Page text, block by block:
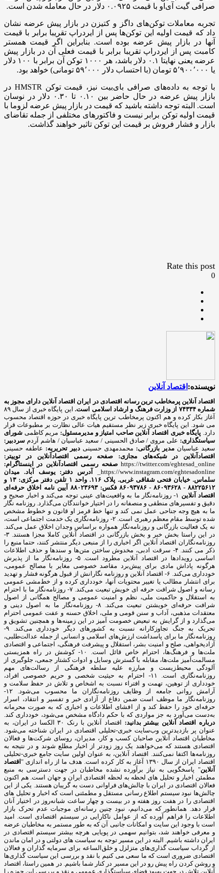
صرافی گیت آی‌او با قیمت ۰.۰۹۲۵ دلار در حال معامله شدن است.
تجربه معاملات توکن‌های داگز و کتیزن در بازار پیش عرضه نشان
داد که قیمت اولیه این توکن‌ها پس از ایردراپ تقریبا برابر با قیمت
آنها در بازار پیش عرضه بوده است. بنابراین اگر قیمت همستر
کامبت پس از ایردراپ تقریبا برابر با قیمت فعلی آن در بازار پیش
عرضه یعنی نهایتا ۰.۱ دلار باشد، هر ۱۰۰۰ توکن آن برابر با ۱۰۰ دلار
یا ۵٬۹۰۰٬۰۰۰ تومان (با احتساب دلار ۵۹٬۰۰۰ تومانی) خواهد بود.
با توجه به داده‌های صرافی بای‌بیت نیز، قیمت توکن HMSTR در
بازار پیش عرضه در حال حاضر بین ۰.۱۰ تا ۰.۳۰ دلار در نوسان
است. البته توجه داشته باشید که قیمت در بازار پیش عرضه لزوما با
قیمت اولیه توکن برابر نیست و فاکتورهای مختلفی از جمله تقاضای
بازار و فشار فروش بر قیمت این توکن تاثیر خواهند گذاشت.
Rate this post
0
نویسنده: اقتصاد آنلاین
اقتصاد آنلاین پرمخاطب ترین رسانه اقتصادی در ایران اقتصاد آنلاین دارای مجوز به
شماره ۷۴۳۳۴ از وزارت فرهنگ و ارشاد اسلامی است.
این پایگاه خبری از سال ۸۹
آغاز بکار کرده و هم اکنون پرمخاطب ترین پایگاه خبری در حوزه اقتصاد محسوب
می شود. این پایگاه خبری زیر نظر مستقیم هیات عالی نظارت بر مطبوعات قرار
دارد. پایگاه خبری اقتصاد آنلاین صاحب امتیاز و مدیرمسئول: مریم کاظمی شورای
سیاستگذاری: علی مروی / صادق الحسینی / سعید عباسیان / هاشم آردم سردبیر:
سعید عباسیان مدیر بازرگانی: محمدمهدی حسینی دبیر تحریریه: عاطفه حسینی
اقتصادآنلاین در شبکه‌های مجازی:
صفحه رسمی اقتصادآنلاین در توییتر:
https://twitter.com/eghtesad_online صفحه رسمی اقتصادآنلاین در اینستاگرام:
https://www.instagram.com/eghtesadonline_
آدرس دفتر: یوسف آباد. میدان
سلماس. خیابان فتحی شقاقی غربی. پلاک ۱۱۶. واحد ۱
تلفن دفتر مرکزی: ۱۳ و
۸۸۲۲۵۶۱۲ - ۸۶۰۹۳۶۲۸ - ۸۶۰۹۳۷۸۶ فکس: ۸۸۰۲۳۶۹۳
آیین نامه اخلاق حرفه‌ای
اقتصاد آنلاین
۱- روزنامه‌نگار ما به واقعیت‌های عینی توجه می‌کند و اخبار صحیح و
دقیق و تفسیرهای منطقی و منصفانه را در اختیار خوانندگان می‌گذارد. روزنامه نگار
ما به هیچ وجه جناحی عمل نمی کند و تنها خط قرمز او قانون و خطوط مشخص
شده توسط مقام معظم رهبری است. ۲- روزنامه‌نگاری یک خدمت اجتماعی است،
نه یک فعالیت بازرگانی و روزنامه‌نگار همواره براساس وجدان اخلاق عمل می‌کند.
در این راستا بخش خبر و بخش بازرگانی در اقتصاد آنلاین کاملا مجزا هستند. ۳-
روزنامه‌نگاران اقتصاد آنلاین اگر اخباری را از منبعی دیگر منتشر کنند، حتما منبع را
ذکر می کنند. ۴- سرقت ادبی، مخدوش ساختن متن‌ها و سندها و حذف اطلاعات
اساسی رویدادها در اقتصاد آنلاین مطرود است. ۵- روزنامه‌نگار ما از پذیرش
هرگونه پاداش مادی برای پیش‌برد مقاصد خصوصی مغایر با مصالح عمومی،
خودداری می‌کند. ۶- اقتصاد آنلاین و روزنامه نگارانش از قبول هرگونه فشار و تهدید
برای انتشار مطالب یا تغییر محتویات آنها، خودداری کرده و از خط‌مشی عمومی
رسانه و اصول شرافت حرفه ای خویش تبعیت می‌کند. ۷- روزنامه‌نگار ما با احترام
به استقلال و حاکمیت ملی، نظم و امنیت عمومی و مصالح همگانی از اصول
شرافت حرفه‌ای خویشتن تبعیت می‌کند. ۸- روزنامه‌نگار ما به اصول دینی و
معتقدات مذهبی، آداب و سنن قومی و ملی، اخلاق حسنه و عفت عمومی احترام
می‌گذارد و از گرایش به تبعیض خصومت آمیز در این زمینه‌ها و همچنین تشویق و
تحریک به جنگ تجاوزکارانه نسبت به کشورهای دیگر خودداری می‌کند. ۹-
روزنامه‌نگار ما برای پاسداشت ارزش‌های اسلامی و انسانی از جمله عدالت‌طلبی،
آزادیخواهی، صلح و امنیت بشر، استقلال و پیشرفت فرهنگی، اجتماعی و اقتصادی
ملت‌ها و فرهنگ‌ها، احترام خاص قائل است. ۱۰- کوشش در راه همزیستی
مسالمت‌آمیز ملت‌ها، مقابله با گسترش وسایل و ادوات کشتار جمعی، جلوگیری از
آلودگی محیط‌زیست و مبارزه علیه سلطه فرهنگی از رسالت‌های مهم
روزنامه‌نگاری است. ۱۱- احترام به حیثیت شخصی و حریم خصوصی افراد،
خودداری از توهین، تهمت و افتراء نسبت به اشخاص و تلاش در حفظ سلامت و
آرامش روانی جامعه از وظایف روزنامه‌نگاران ما محسوب می‌شود. ۱۲-
روزنامه‌نگار ما موظف است ضمن دفاع از آزادی خبر و تفسیر و انتقاد، اسرار
حرفه‌ای خود را حفظ کند و از افشای اطلاعات و اخباری که به صورت محرمانه
به‌دست می‌آورد به جز مواردی که با حکم دادگاه مشخص می‌شود، خودداری کند.
درباره اقتصاد آنلاین بیشتر بدانید:
اقتصاد آنلاین با رنک ۳۰ الکسا در ایران، به
عنوان پر بازدیدترین وب‌سایت خبری-تحلیلی اقتصادی در ایران شناخته می‌شود.
مخاطبان اقتصاد آنلاین صاحبان کسب و کار، مدیران، روسای شرکت‌ها و فعالان
اقتصادی هستند که می‌خواهند یک روز زودتر از اخبار مطلع شوند و در نتیجه به
روزنامه‌ها اکتفا نمی‌کنند. اقتصاد آنلاین، به عنوان اولین سایت جامع خبری-تحلیلی
اقتصاد ایران از سال ۱۳۹۰ آغاز به کار کرده است. هدف ما از راه اندازی "
اقتصاد
آنلاین" پاسخگویی به نیاز برآورده نشده مخاطبان در جهت دسترسی به منبع
مطمئن اخبار و تحلیل های لحظه به لحظه اقتصادی ایران و جهان است. هم اکنون
فعالان اقتصادی در ایران با چالش‌های فراوانی دست به گریبان هستند. یکی از این
چالش‌ها نبود سیستم اطلاع رسانی مستقل و مطمئنی است که اخبار و تحلیل های
اقتصادی را در هفت روز هفته و در بیست و چهار ساعت شبانه‌روز در اختیار آنان
قرار دهد. همانطور که می‌دانیم، نبود چنین رسانه‌ای موجبات عدم تحرک بازار
اطلاعات را فراهم آورده که از عوامل ناکارایی در سیستم اقتصادی است. امید
است با وجود این سایت و امکانات جانبی آن که به طور مستمر به مخاطبان عرضه
و معرفی خواهند شد، بتوانیم سهمی در پویایی هرچه بیشتر سیستم اقتصادی در
ایران داشته باشیم. البته در این مسیر توجه به سیاست های دولتی و در امان ماندن
از گرداب سیاست گذاری‌های متزلزل و خلق‌الساعه برای سرمایه گذاران و فعالان
اقتصادی ضروری است که ما سعی می کنیم با نقد و بررسی این سیاست گذاری‌ها
و روشن کردن راه پیش رو در این مسیر در کنار شما باشیم. در همین راستا، اقتصاد
آنلاین تلاش در جهت بهبود فضای سیاستگذاری عمومی و نقد و بررسی این حوزه را